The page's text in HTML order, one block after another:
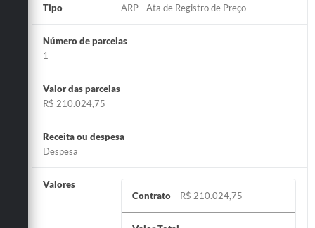
Tipo ARP - Ata de Registro de Preço
Número de parcelas
1
Valor das parcelas
R$ 210.024,75
Receita ou despesa
Despesa
Valores
Contrato
R$ 210.024,75